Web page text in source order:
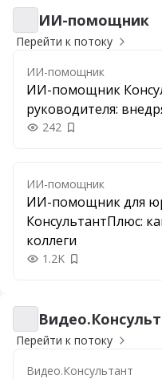
ИИ-помощник
ИИ-помощник
Перейти к потоку
ИИ-помощник
ИИ-помощник
руководителя:
242 Добавить в
ИИ-помощник
ИИ-помощник для
КонсультантПлюс:
коллеги
1.2K Добавить в
Видео.Консультант
Перейти к потоку
Видео.Консультант